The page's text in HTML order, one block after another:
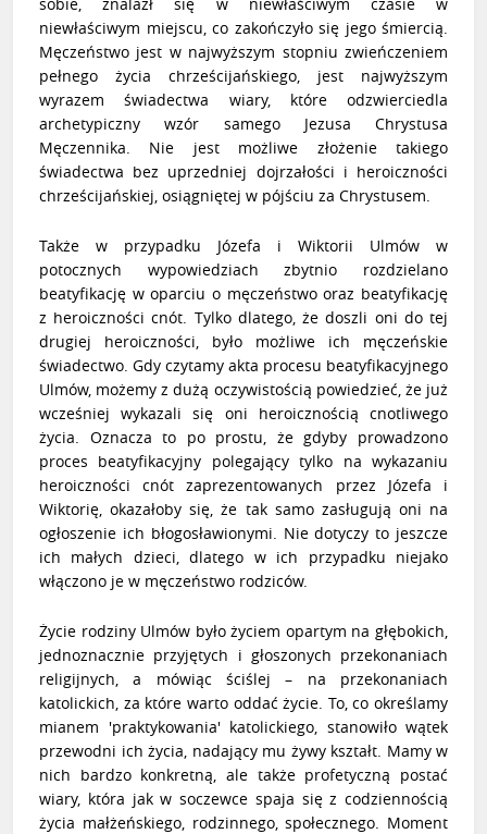
niewłaściwym miejscu, co zakończyło się jego śmiercią.
Męczeństwo jest w najwyższym stopniu zwieńczeniem
pełnego życia chrześcijańskiego, jest najwyższym
wyrazem świadectwa wiary, które odzwierciedla
archetypiczny wzór samego Jezusa Chrystusa
Męczennika. Nie jest możliwe złożenie takiego
świadectwa bez uprzedniej dojrzałości i heroiczności
chrześcijańskiej, osiągniętej w pójściu za Chrystusem.
Także w przypadku Józefa i Wiktorii Ulmów w
potocznych wypowiedziach zbytnio rozdzielano
beatyfikację w oparciu o męczeństwo oraz beatyfikację
z heroiczności cnót. Tylko dlatego, że doszli oni do tej
drugiej heroiczności, było możliwe ich męczeńskie
świadectwo. Gdy czytamy akta procesu beatyfikacyjnego
Ulmów, możemy z dużą oczywistością powiedzieć, że już
wcześniej wykazali się oni heroicznością cnotliwego
życia. Oznacza to po prostu, że gdyby prowadzono
proces beatyfikacyjny polegający tylko na wykazaniu
heroiczności cnót zaprezentowanych przez Józefa i
Wiktorię, okazałoby się, że tak samo zasługują oni na
ogłoszenie ich błogosławionymi. Nie dotyczy to jeszcze
ich małych dzieci, dlatego w ich przypadku niejako
włączono je w męczeństwo rodziców.
Życie rodziny Ulmów było życiem opartym na głębokich,
jednoznacznie przyjętych i głoszonych przekonaniach
religijnych, a mówiąc ściślej – na przekonaniach
katolickich, za które warto oddać życie. To, co określamy
mianem 'praktykowania' katolickiego, stanowiło wątek
przewodni ich życia, nadający mu żywy kształt. Mamy w
nich bardzo konkretną, ale także profetyczną postać
wiary, która jak w soczewce spaja się z codziennością
życia małżeńskiego, rodzinnego, społecznego. Moment